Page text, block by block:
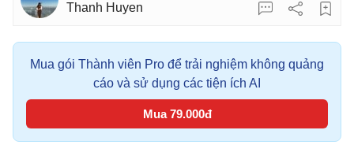
Thanh Huyen
Mua gói Thành viên Pro để trải nghiệm không quảng
cáo và sử dụng các tiện ích AI
Mua 79.000đ